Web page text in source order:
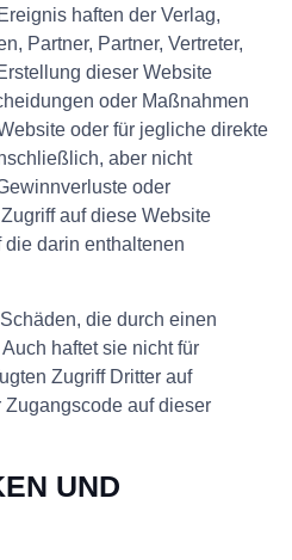
haften der Verlag,
Partner, Partner, Vertreter,
dieser Website
oder Maßnahmen
oder für jegliche direkte
aber nicht
oder
auf diese Website
darin enthaltenen
die durch einen
haftet sie nicht für
Zugriff Dritter auf
Zugangscode auf dieser
UND